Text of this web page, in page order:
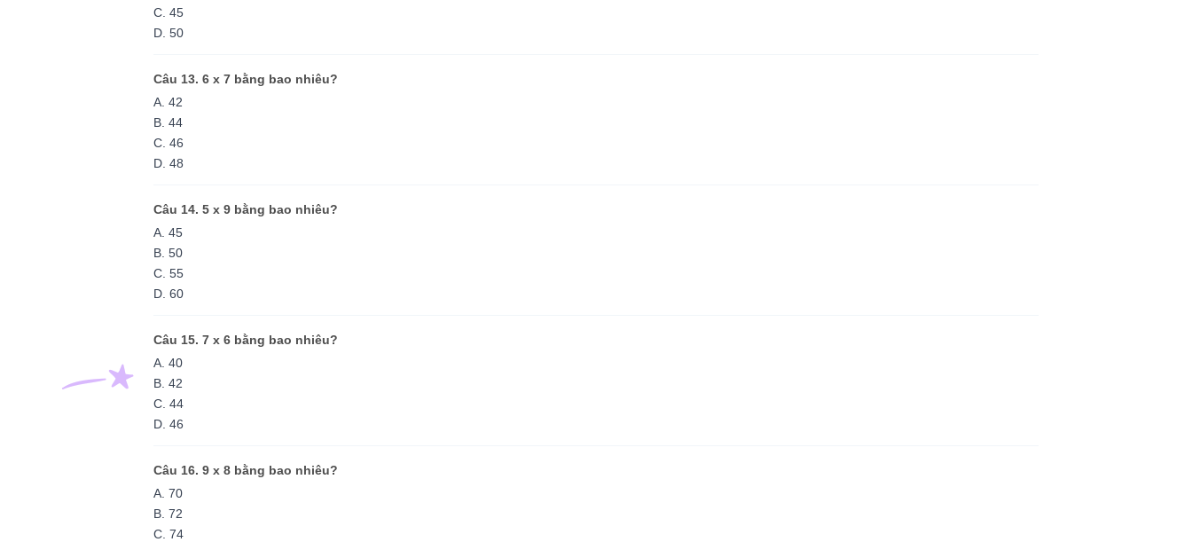
C. 45
D. 50
Câu 13. 6 x 7 bằng bao nhiêu?
A. 42
B. 44
C. 46
D. 48
Câu 14. 5 x 9 bằng bao nhiêu?
A. 45
B. 50
C. 55
D. 60
Câu 15. 7 x 6 bằng bao nhiêu?
A. 40
B. 42
C. 44
D. 46
Câu 16. 9 x 8 bằng bao nhiêu?
A. 70
B. 72
C. 74